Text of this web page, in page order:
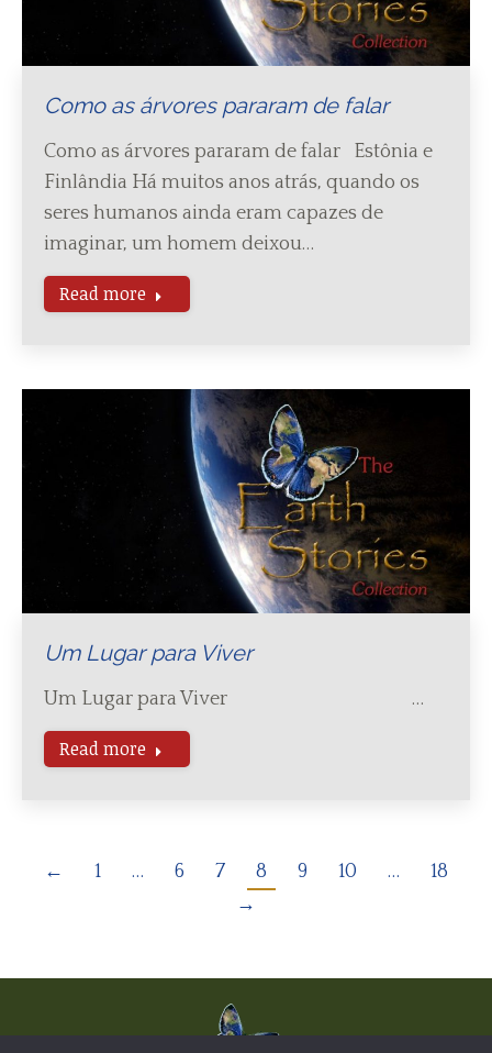
Como as árvores pararam de falar
Como as árvores pararam de falar Estônia e
Finlândia Há muitos anos atrás, quando os
seres humanos ainda eram capazes de
imaginar, um homem deixou…
Read more
Um Lugar para Viver
Um Lugar para Viver …
Read more
← 1 … 6 7 8 9 10 …
18
→